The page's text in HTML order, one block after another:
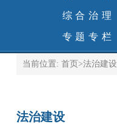
综合治理
专题专栏
当前位置: 首页 >法治建设
法治建设